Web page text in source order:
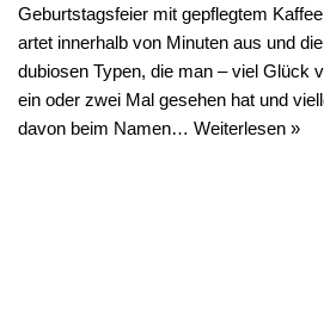
Geburtstagsfeier mit gepflegtem
artet innerhalb von Minuten aus und
dubiosen Typen, die man – viel Glück
ein oder zwei Mal gesehen hat und
davon beim Namen… Weiterlesen »